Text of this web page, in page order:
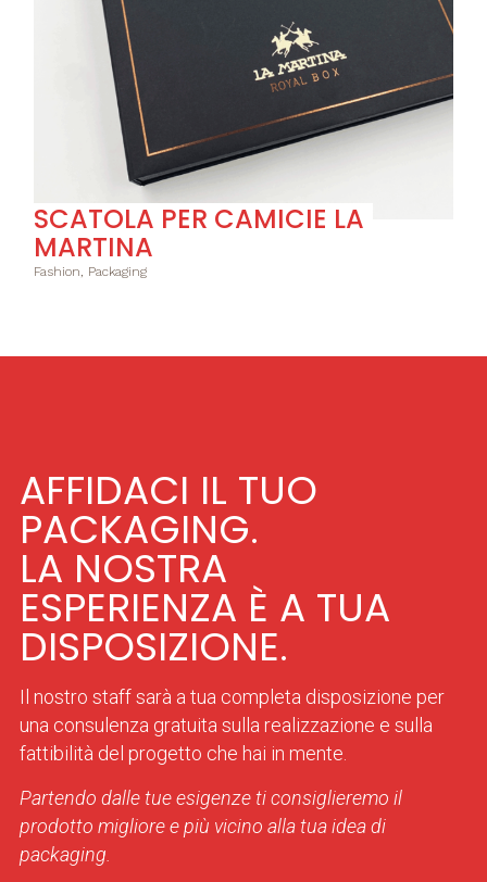
SCATOLA PER CAMICIE LA
MARTINA
Fashion, Packaging
AFFIDACI IL TUO
PACKAGING.
LA NOSTRA
ESPERIENZA È A TUA
DISPOSIZIONE.
Il nostro staff sarà a tua completa disposizione per
una consulenza gratuita sulla realizzazione e sulla
fattibilità del progetto che hai in mente.
Partendo dalle tue esigenze ti consiglieremo il
prodotto migliore e più vicino alla tua idea di
packaging.